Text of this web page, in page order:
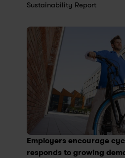
Sustainability Report
Employers encourage
responds to growing